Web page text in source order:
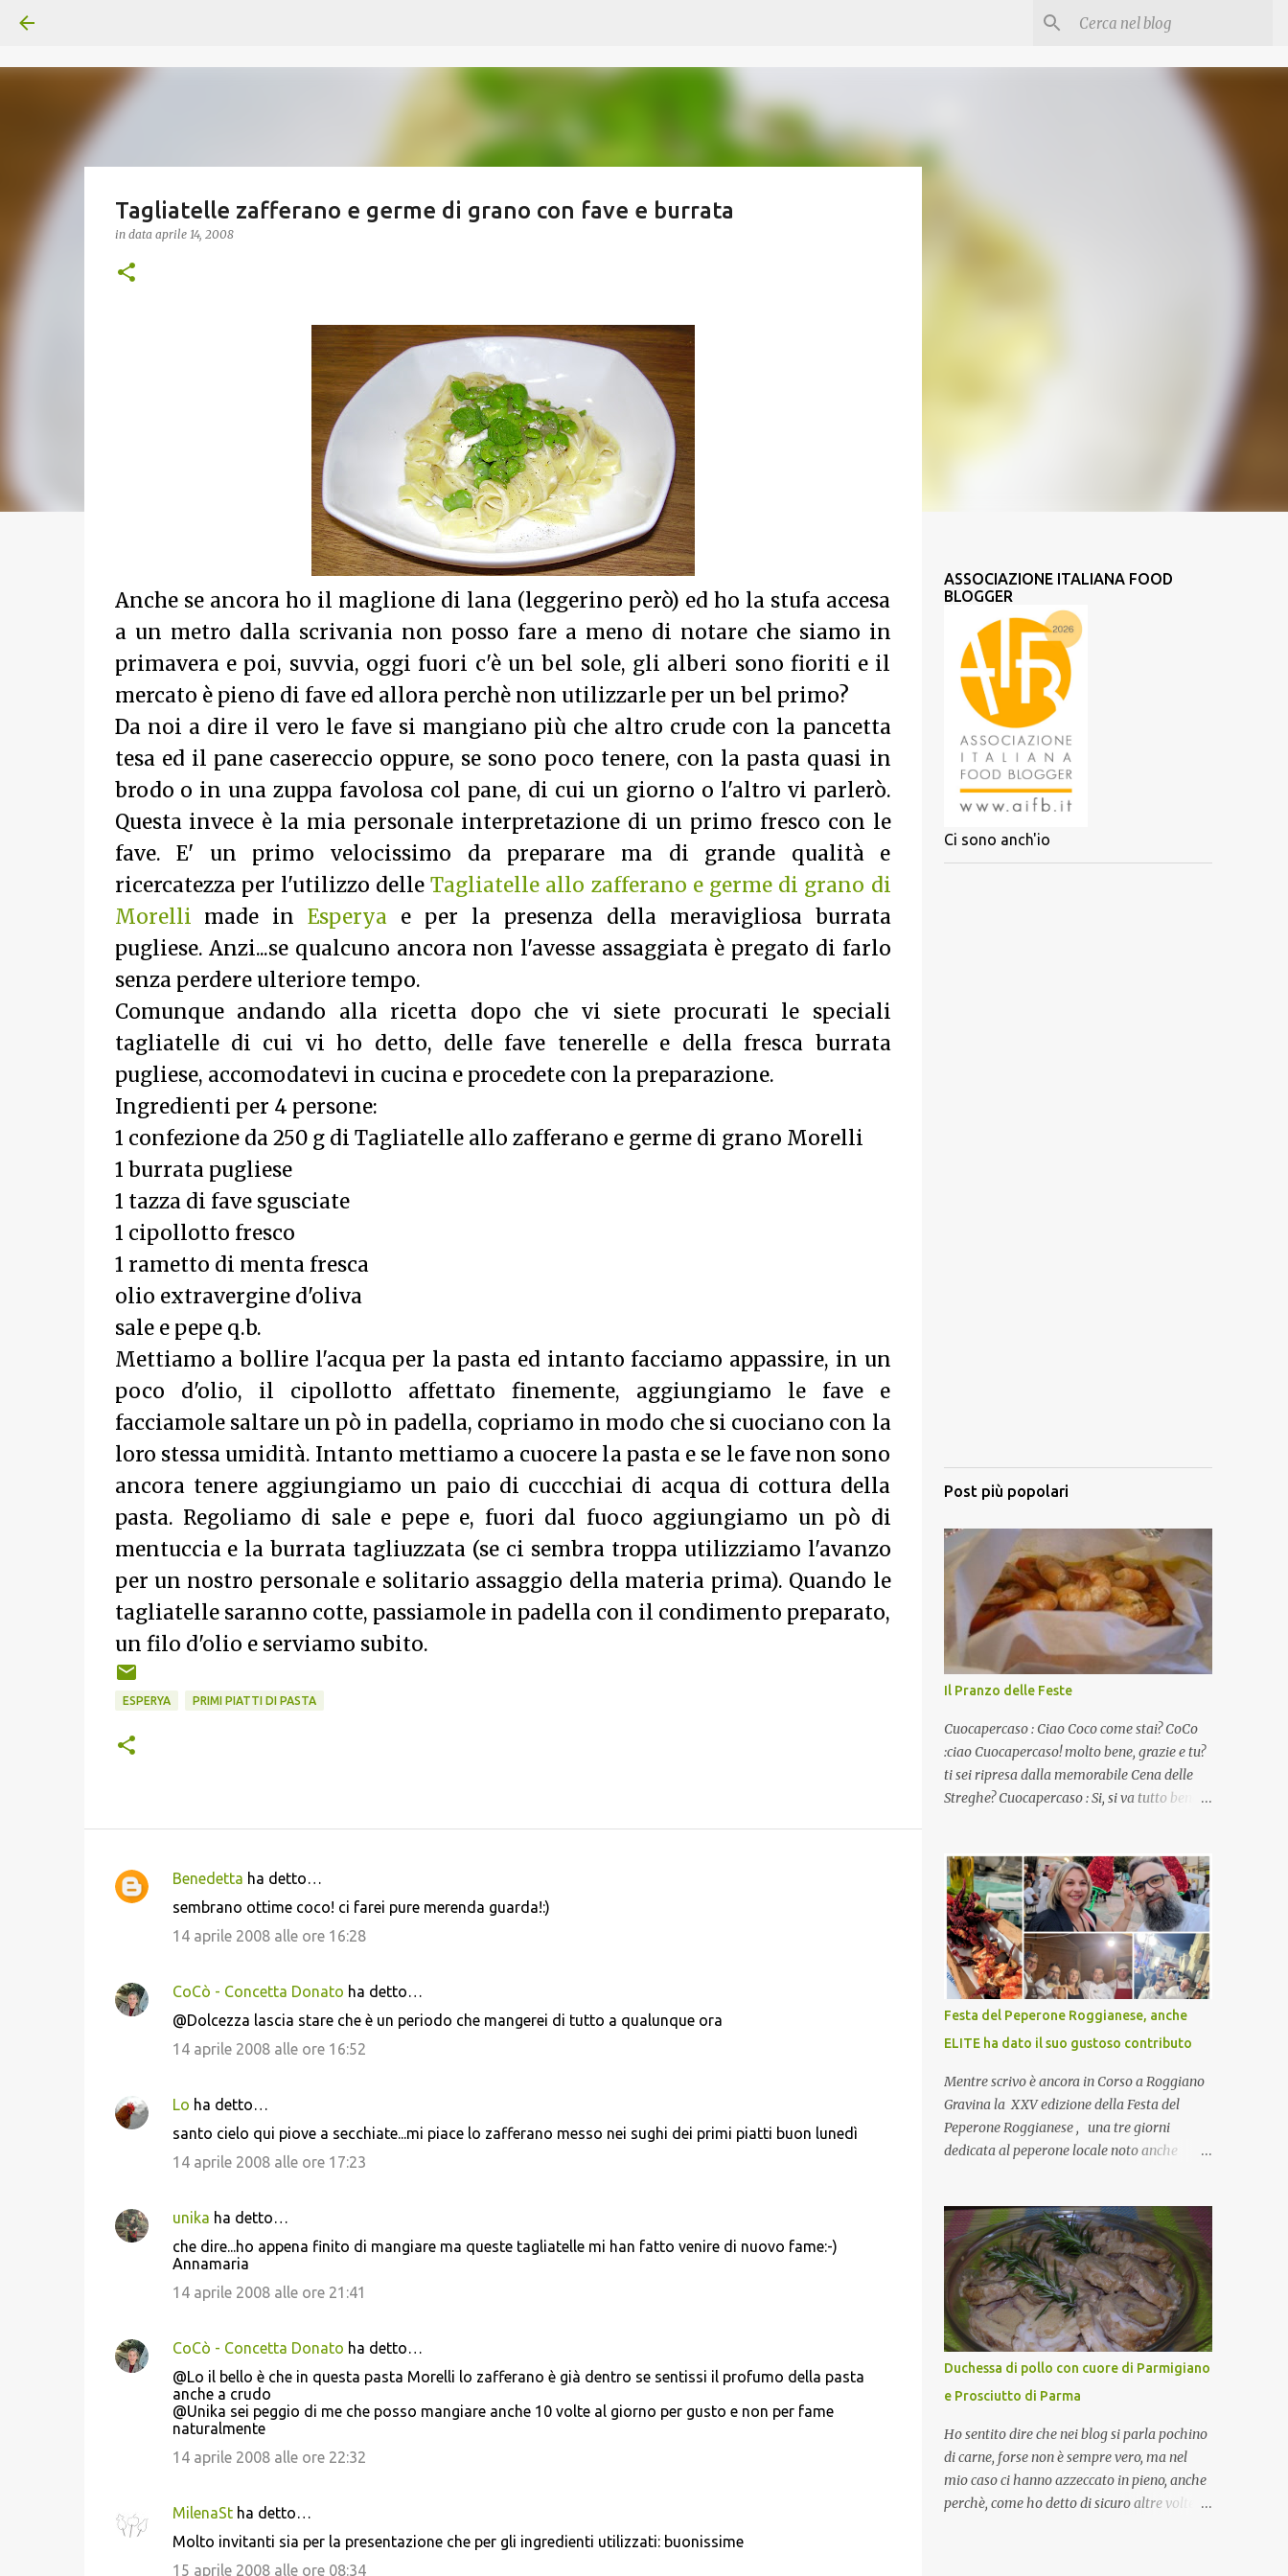
Tagliatelle zafferano e germe di grano con fave e burrata
in data aprile 14, 2008
Anche se ancora ho il maglione di lana (leggerino però) ed ho la stufa accesa
a un metro dalla scrivania non posso fare a meno di notare che siamo in
primavera e poi, suvvia, oggi fuori c'è un bel sole, gli alberi sono fioriti e il
mercato è pieno di fave ed allora perchè non utilizzarle per un bel primo?
Da noi a dire il vero le fave si mangiano più che altro crude con la pancetta
tesa ed il pane casereccio oppure, se sono poco tenere, con la pasta quasi in
brodo o in una zuppa favolosa col pane, di cui un giorno o l'altro vi parlerò.
Questa invece è la mia personale interpretazione di un primo fresco con le
fave. E' un primo velocissimo da preparare ma di grande qualità e
ricercatezza per l'utilizzo delleTagliatelle allo zafferano e germe di grano di
Morelli made inEsperya e per la presenza della meravigliosa burrata
pugliese. Anzi...se qualcuno ancora non l'avesse assaggiata è pregato di farlo
senza perdere ulteriore tempo.
Comunque andando alla ricetta dopo che vi siete procurati le speciali
tagliatelle di cui vi ho detto, delle fave tenerelle e della fresca burrata
pugliese, accomodatevi in cucina e procedete con la preparazione.
Ingredienti per 4 persone:
1 confezione da 250 g di Tagliatelle allo zafferano e germe di grano Morelli
1 burrata pugliese
1 tazza di fave sgusciate
1 cipollotto fresco
1 rametto di menta fresca
olio extravergine d'oliva
sale e pepe q.b.
Mettiamo a bollire l'acqua per la pasta ed intanto facciamo appassire, in un
poco d'olio, il cipollotto affettato finemente, aggiungiamo le fave e
facciamole saltare un pò in padella, copriamo in modo che si cuociano con la
loro stessa umidità. Intanto mettiamo a cuocere la pasta e se le fave non sono
ancora tenere aggiungiamo un paio di cuccchiai di acqua di cottura della
pasta. Regoliamo di sale e pepe e, fuori dal fuoco aggiungiamo un pò di
mentuccia e la burrata tagliuzzata (se ci sembra troppa utilizziamo l'avanzo
per un nostro personale e solitario assaggio della materia prima). Quando le
tagliatelle saranno cotte, passiamole in padella con il condimento preparato,
un filo d'olio e serviamo subito.
ESPERYA PRIMI PIATTI DI PASTA
C
e
Benedetta ha detto…
sembrano ottime coco! ci farei pure merenda guarda!:)
14 aprile 2008 alle ore 16:28
CoCò - Concetta Donato ha detto…
@Dolcezza lascia stare che è un periodo che mangerei di tutto a qualunque ora
14 aprile 2008 alle ore 16:52
Lo ha detto…
santo cielo qui piove a secchiate...mi piace lo zafferano messo nei sughi dei primi piatti buon lunedì
14 aprile 2008 alle ore 17:23
unika ha detto…
che dire...ho appena finito di mangiare ma queste tagliatelle mi han fatto venire di nuovo fame:-)
Annamaria
14 aprile 2008 alle ore 21:41
CoCò - Concetta Donato ha detto…
@Lo il bello è che in questa pasta Morelli lo zafferano è già dentro se sentissi il profumo della pasta
anche a crudo
@Unika sei peggio di me che posso mangiare anche 10 volte al giorno per gusto e non per fame
naturalmente
14 aprile 2008 alle ore 22:32
MilenaStha detto…
Molto invitanti sia per la presentazione che per gli ingredienti utilizzati: buonissime
15 aprile 2008 alle ore 08:34
ASSOCIAZIONE ITALIANA FOOD
BLOGGER
Ci sono anch'io
Post più popolari
Il Pranzo delle Feste
Cuocapercaso : Ciao Coco come stai? CoCo
:ciao Cuocapercaso! molto bene, grazie e tu?
ti sei ripresa dalla memorabile Cena delle
Streghe? Cuocapercaso : Si, si va tutto bene…
virtuale! CoCo : Eh già!! E adesso con le feste
che arrivano chissà che mangiate…a
proposito Cuoca cosa prepari domenica per
pranzo, racconta un po'! Perchè io avrò ospiti
e cerco degli spunti... Cuocapercaso : A dire il
vero domenica prossima non preparo nulla
perché vado al Pranzo Aziendale di fine
anno organizzato dai mie capi! CoCo :
Pranzo aziendale? Una bella idea!
Cuocapercaso : si, è un modo per riunirsi
tutti a fine anno e tirare le somme…
naturalmente mangiando tutti insieme, con
grande convivialità! CoCo : è naturale il cibo,
spesso l’ambiente favorevole per molte belle
opportunità, non trovi? Cuocapercaso : Si,
concordo! …addirittura si dice...
Festa del Peperone Roggianese, anche
ELITE ha dato il suo gustoso contributo
Mentre scrivo è ancora in Corso a Roggiano
Gravina la XXV edizione della Festa del
Peperone Roggianese , una tre giorni
dedicata al peperone locale noto anche
piccante, inserito dal Ministero delle
Politiche Agricole Alimentari e Forestali
nella lista dei Prodotti Agroalimentari
Tradizionali (Pat) della Calabria. Un
ingrediente versatile in cucina, utilizzato
fresco o essiccato in ricette della tradizione o
in piatti innovativi. Durante la prima serata
dell'evento abbiamo avuto prova della
versatilità di questo ingrediente durante il
"2° Concorso Gastronomico di piatti a base
di peperone Roggianese" ideato da Gina
Santagata , presidente
dell'associazione Mongolfiera, che ha visto
Duchessa di pollo con cuore di Parmigiano
e Prosciutto di Parma
Ho sentito dire che nei blog si parla pochino
di carne, forse non è sempre vero, ma nel
mio caso ci hanno azzeccato in pieno, anche
perchè, come ho detto di sicuro altre volte la